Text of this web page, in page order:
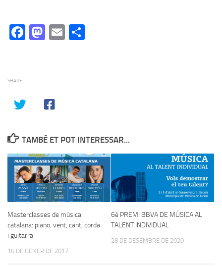
Facebook
Mastodon
Email
SHARE
TAMBÉ ET POT INTERESSAR...
Masterclasses de música
catalana: piano, vent, cant, corda
i guitarra
16 DE GENER DE 2017
6è PREMI BBVA DE MÚSICA AL
TALENT INDIVIDUAL
28 DE DESEMBRE DE 2020